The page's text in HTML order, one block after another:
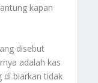
kapan
disebut
adalah kas
di biarkan tidak